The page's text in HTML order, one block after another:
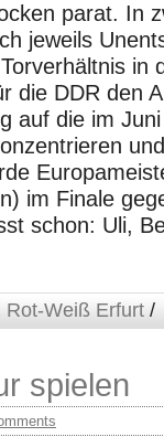
parat. In
jeweils
in
die DDR den
auf die im
im Finale
schon: Uli,
Rot-Weiß Erfurt /
spielen